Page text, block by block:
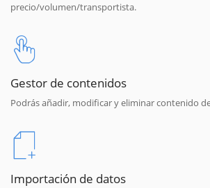
precio/volumen/transportista.
Gestor de contenidos
Podrás añadir, modificar y eliminar contenido
Importación de datos